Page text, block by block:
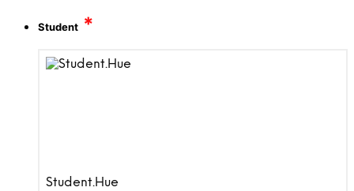
Student *
Student.Hue